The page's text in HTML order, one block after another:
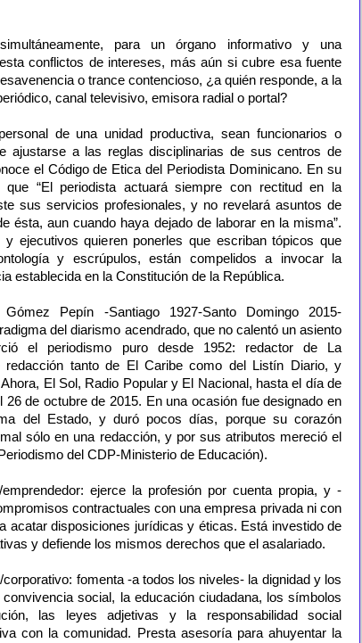
para un órgano informativo y una
conflictos de intereses, más aún si cubre esa fuente
o trance contencioso, ¿a quién responde, a la
canal televisivo, emisora radial o portal?
de una unidad productiva, sean funcionarios o
ajustarse a las reglas disciplinarias de sus centros de
el Código de Etica del Periodista Dominicano. En su
que “El periodista actuará siempre con rectitud en la
sus servicios profesionales, y no revelará asuntos de
ésta, aun cuando haya dejado de laborar en la misma”.
y ejecutivos quieren ponerles que escriban tópicos que
y escrúpulos, están compelidos a invocar la
establecida en la Constitución de la República.
Gómez Pepín -Santiago 1927-Santo Domingo 2015-
del diarismo acendrado, que no calentó un asiento
el periodismo puro desde 1952: redactor de La
redacción tanto de El Caribe como del Listín Diario, y
El Sol, Radio Popular y El Nacional, hasta el día de
de octubre de 2015. En una ocasión fue designado en
del Estado, y duró pocos días, porque su corazón
sólo en una redacción, y por sus atributos mereció el
del CDP-Ministerio de Educación).
emprendedor: ejerce la profesión por cuenta propia, y -
contractuales con una empresa privada ni con
acatar disposiciones jurídicas y éticas. Está investido de
y defiende los mismos derechos que el asalariado.
fomenta -a todos los niveles- la dignidad y los
social, la educación ciudadana, los símbolos
las leyes adjetivas y la responsabilidad social
con la comunidad. Presta asesoría para ahuyentar la